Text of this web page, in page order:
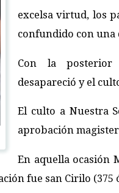
excelsa virtud, los
confundido con una
Con la posterior
desapareció y el
El culto a Nuestra
aprobación
En aquella ocasión
fue san Cirilo